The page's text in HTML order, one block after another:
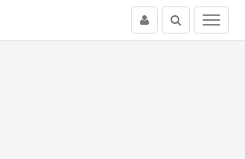
Menu
Buscar
Usuario